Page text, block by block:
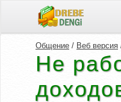
Общение / Веб версия
Не